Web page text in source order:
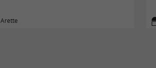
Arette